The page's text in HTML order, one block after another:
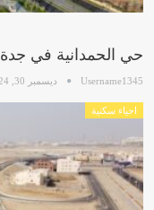
حي الحمدانية في جدة
Username1345 ديسمبر 30, 2024
احياء سكنية